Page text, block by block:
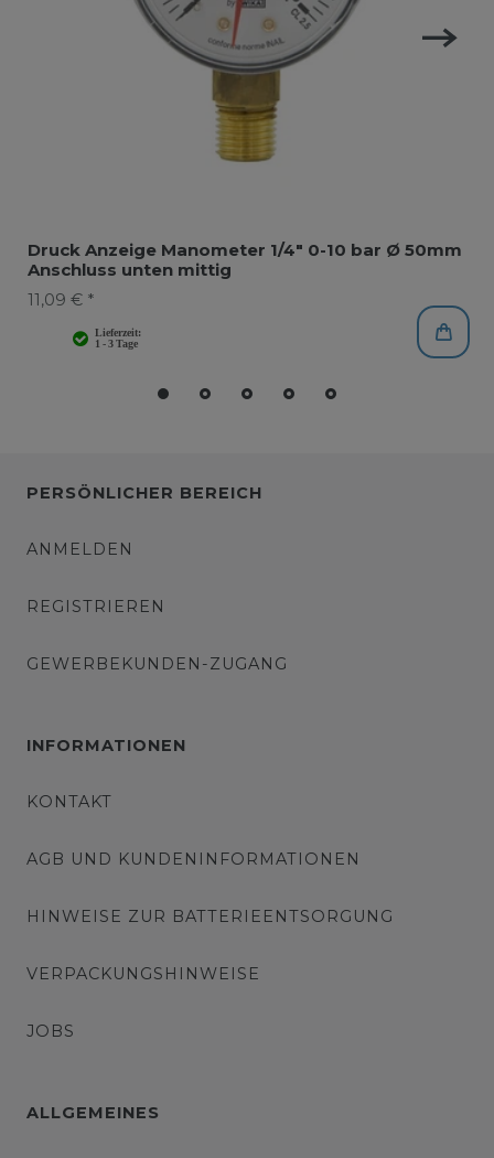
Druck Anzeige Manometer 1/4" 0-10 bar Ø 50mm
Anschluss unten mittig
11,09 € *
PERSÖNLICHER BEREICH
ANMELDEN
REGISTRIEREN
GEWERBEKUNDEN-ZUGANG
INFORMATIONEN
KONTAKT
AGB UND KUNDENINFORMATIONEN
HINWEISE ZUR BATTERIEENTSORGUNG
VERPACKUNGSHINWEISE
JOBS
ALLGEMEINES